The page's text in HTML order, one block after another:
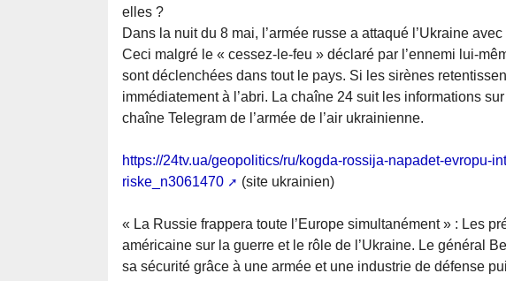
elles ?
Dans la nuit du 8 mai, l’armée russe a attaqué l’Ukraine
Ceci malgré le « cessez-le-feu » déclaré par l’ennemi lui-
sont déclenchées dans tout le pays. Si les sirènes
immédiatement à l’abri. La chaîne 24 suit les informations
chaîne Telegram de l’armée de l’air ukrainienne.
https://24tv.ua/geopolitics/ru/kogda-rossija-napadet-evropu-
riske_n3061470
(site ukrainien)
« La Russie frappera toute l’Europe simultanément » : Les
américaine sur la guerre et le rôle de l’Ukraine. Le général
sa sécurité grâce à une armée et une industrie de défense